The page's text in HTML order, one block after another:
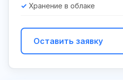
Хранение в облаке
Оставить заявку